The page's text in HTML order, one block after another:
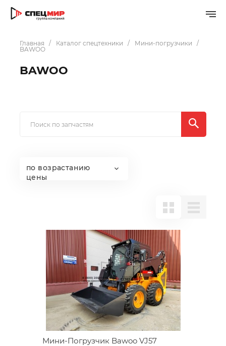
Главная Каталог спецтехники
Мини-погрузчики
BAWOO
BAWOO
по возрастанию
цены
Мини-Погрузчик Bawoo VJ57